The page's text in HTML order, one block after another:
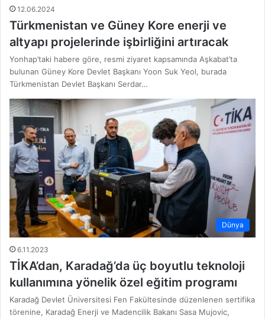
12.06.2024
Türkmenistan ve Güney Kore enerji ve
altyapı projelerinde işbirliğini artıracak
Yonhap’taki habere göre, resmi ziyaret kapsamında Aşkabat’ta
bulunan Güney Kore Devlet Başkanı Yoon Suk Yeol, burada
Türkmenistan Devlet Başkanı Serdar…
Dünya
6.11.2023
TİKA’dan, Karadağ’da üç boyutlu teknoloji
kullanımına yönelik özel eğitim programı
Karadağ Devlet Üniversitesi Fen Fakültesinde düzenlenen sertifika
törenine, Karadağ Enerji ve Madencilik Bakanı Sasa Mujovic,